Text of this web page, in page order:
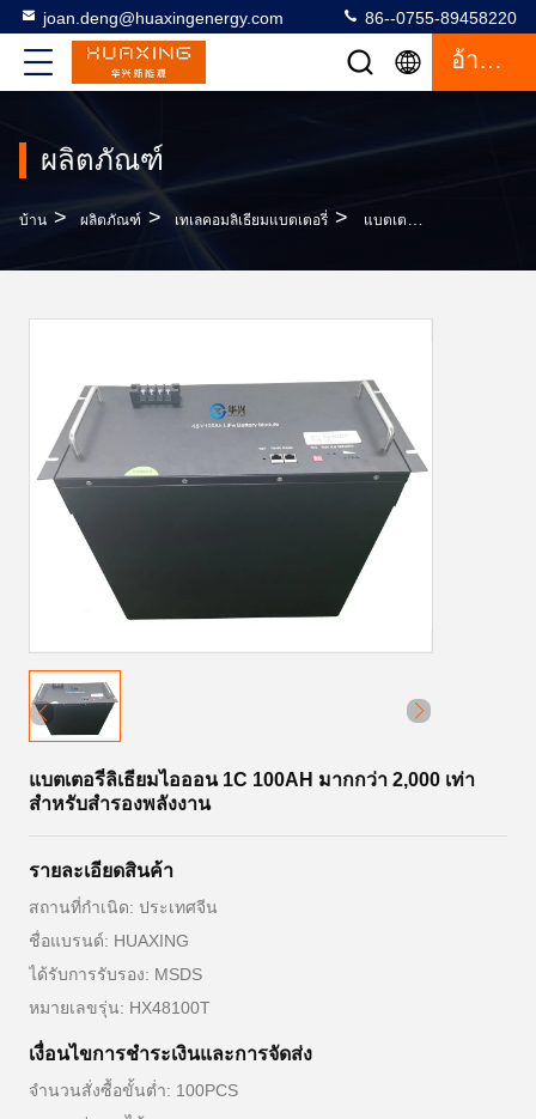
joan.deng@huaxingenergy.com 86--0755-89458220
อ้างอิง
ผลิตภัณฑ์
บ้าน > ผลิตภัณฑ์ > เทเลคอมลิเธียมแบตเตอรี่ > แบตเตอรี่ลิเธียมไอออน 1C 100AH ​​มากกว่า 2,000 เท่าสำหรับสำรองพลังงาน
แบตเตอรี่ลิเธียมไอออน 1C 100AH ​​มากกว่า 2,000 เท่า
สำหรับสำรองพลังงาน
รายละเอียดสินค้า
สถานที่กำเนิด: ประเทศจีน
ชื่อแบรนด์: HUAXING
ได้รับการรับรอง: MSDS
หมายเลขรุ่น: HX48100T
เงื่อนไขการชําระเงินและการจัดส่ง
จำนวนสั่งซื้อขั้นต่ำ: 100PCS